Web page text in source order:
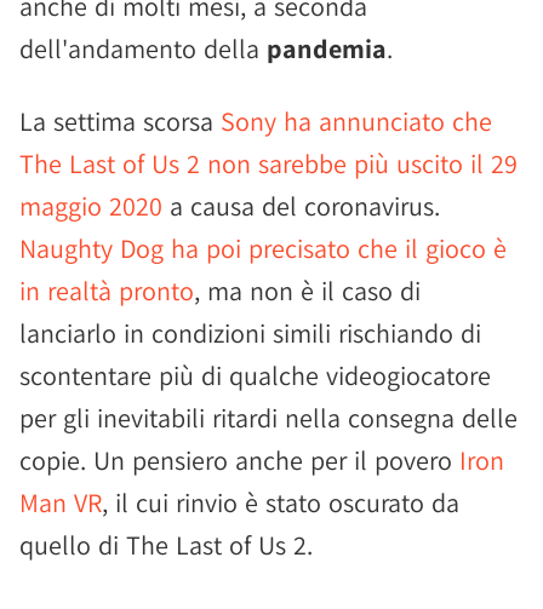
dell'andamento della pandemia.
La settima scorsa Sony ha annunciato che
The Last of Us 2 non sarebbe più uscito il 29
maggio 2020 a causa del coronavirus.
Naughty Dog ha poi precisato che il gioco è
in realtà pronto, ma non è il caso di
lanciarlo in condizioni simili rischiando di
scontentare più di qualche videogiocatore
per gli inevitabili ritardi nella consegna delle
copie. Un pensiero anche per il povero Iron
Man VR, il cui rinvio è stato oscurato da
quello di The Last of Us 2.